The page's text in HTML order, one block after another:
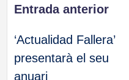
de
Entrada anterior
‘Actualidad Fallera’
presentarà el seu
anuari